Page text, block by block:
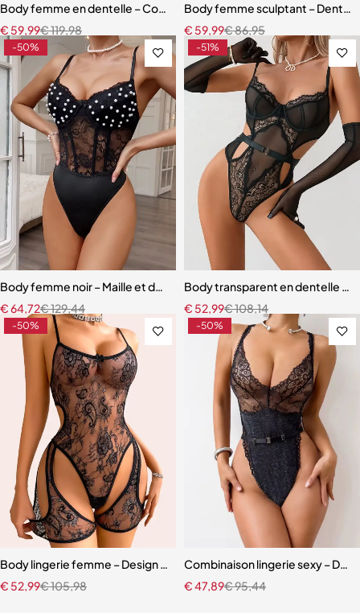
Body femme en dentelle – Coupe moulante une pièce (noir, blanc,
€119,98
€ 59,99
Body femme sculptant –
€86,95
€ 59,99
-50%
Body femme noir – Maille et dentelle avec détails perles, coupe
€129,44
€64,72
-51%
Body transparent en dentelle
€108,14
€ 52,99
-50%
Body lingerie femme – Design ajouré transparent inspiration
€105,98
€ 52,99
-50%
Combinaison lingerie sexy –
€95,44
€47,89